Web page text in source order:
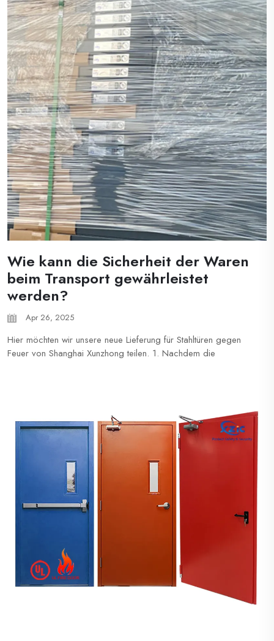
Beziehungen gewährleistet die Einhaltung von
Sicherheitsvorschriften...
Wie kann die Sicherheit der Waren
beim Transport gewährleistet
werden?
Apr 26, 2025
Hier möchten wir unsere neue Lieferung für Stahltüren gegen
Feuer von Shanghai Xunzhong teilen. 1. Nachdem die